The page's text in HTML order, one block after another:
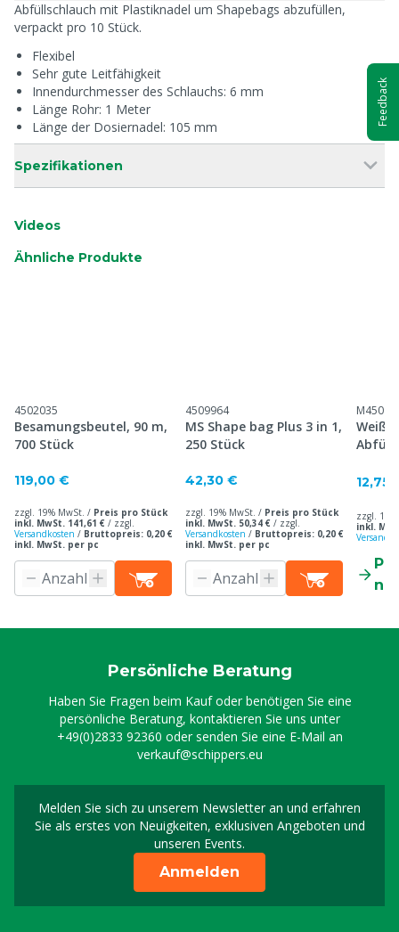
Abfüllschlauch mit Plastiknadel um Shapebags abzufüllen,
verpackt pro 10 Stück.
Flexibel
Sehr gute Leitfähigkeit
Innendurchmesser des Schlauchs: 6 mm
Länge Rohr: 1 Meter
Länge der Dosiernadel: 105 mm
Spezifikationen
Videos
Ähnliche Produkte
4502035
Besamungsbeutel, 90 m,
700 Stück
119,00 €
zzgl. 19% MwSt. / Preis pro Stück
inkl. MwSt. 141,61 € / zzgl.
Versandkosten / Bruttopreis: 0,20 €
inkl. MwSt. per pc
4509964
MS Shape bag Plus 3 in 1,
250 Stück
42,30 €
zzgl. 19% MwSt. / Preis pro Stück
inkl. MwSt. 50,34 € / zzgl.
Versandkosten / Bruttopreis: 0,20 €
inkl. MwSt. per pc
12,75
zzgl.
inkl.
Persönliche Beratung
Haben Sie Fragen beim Kauf oder benötigen Sie eine
persönliche Beratung, kontaktieren Sie uns unter
+49(0)2833 92360 oder senden Sie eine E-Mail an
verkauf@schippers.eu
Melden Sie sich zu unserem Newsletter an und erfahren
Sie als erstes von Neuigkeiten, exklusiven Angeboten und
unseren Events.
Melden Sie sich für
Anmelden
Feedback